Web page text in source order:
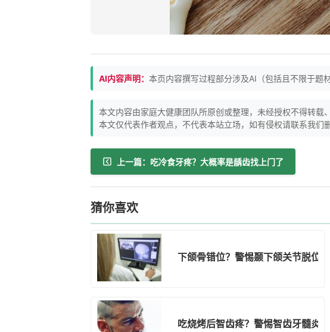
AI内容声明： 本页内容撰写过程部分涉及AI（包括且不限于题
本文内容由家庭大健康团队所原创或整理，未经授权不得转载
本文仅代表作者观点，不代表本站立场，如有侵权请联系我们删
上一篇：吃冷食牙疼？大概率是龋齿找上门了
猜你喜欢
下颌骨错位？警惕颞下颌关节脱位！
吃烧烤后智齿疼？警惕智齿牙髓炎